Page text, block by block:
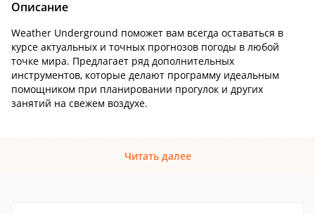
Описание
Weather Underground поможет вам всегда оставаться в
курсе актуальных и точных прогнозов погоды в любой
точке мира. Предлагает ряд дополнительных
инструментов, которые делают программу идеальным
помощником при планировании прогулок и других
занятий на свежем воздухе.
Читать далее